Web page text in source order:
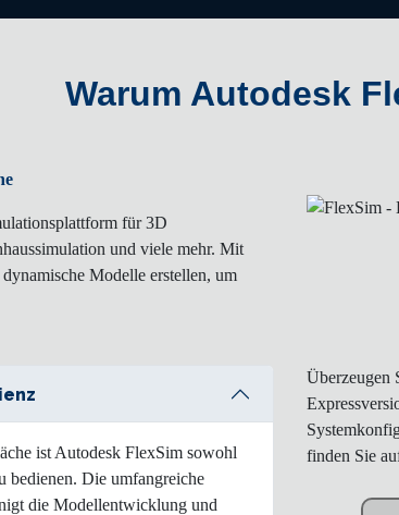
Warum Autodesk
für 3D
und viele mehr. Mit
Modelle erstellen, um
ist Autodesk FlexSim sowohl
bedienen. Die umfangreiche
die Modellentwicklung und
Überzeugen
finden Sie